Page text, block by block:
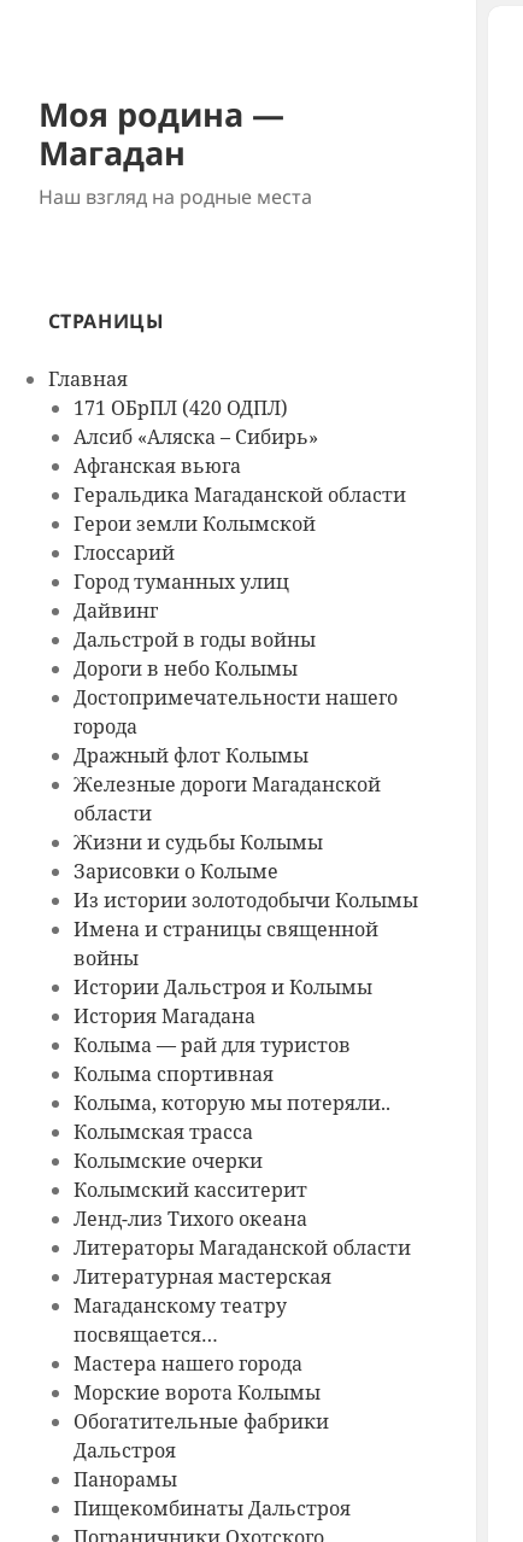
Моя родина —
Магадан
Наш взгляд на родные места
СТРАНИЦЫ
Главная
171 ОБрПЛ (420 ОДПЛ)
Алсиб «Аляска – Сибирь»
Афганская вьюга
Геральдика Магаданской области
Герои земли Колымской
Глоссарий
Город туманных улиц
Дайвинг
Дальстрой в годы войны
Дороги в небо Колымы
Достопримечательности нашего
города
Дражный флот Колымы
Железные дороги Магаданской
области
Жизни и судьбы Колымы
Зарисовки о Колыме
Из истории золотодобычи Колымы
Имена и страницы священной
войны
Истории Дальстроя и Колымы
История Магадана
Колыма — рай для туристов
Колыма спортивная
Колыма, которую мы потеряли..
Колымская трасса
Колымские очерки
Колымский касситерит
Ленд-лиз Тихого океана
Литераторы Магаданской области
Литературная мастерская
Магаданскому театру
посвящается…
Мастера нашего города
Морские ворота Колымы
Обогатительные фабрики
Дальстроя
Панорамы
Пищекомбинаты Дальстроя